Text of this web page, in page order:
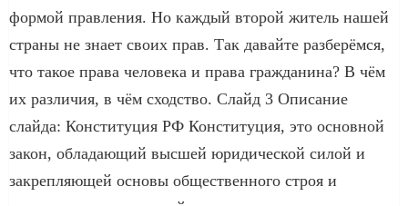
формой правления. Но каждый второй житель нашей
страны не знает своих прав. Так давайте разберёмся,
что такое права человека и права гражданина? В чём
их различия, в чём сходство. Слайд 3 Описание
слайда: Конституция РФ Конституция, это основной
закон, обладающий высшей юридической силой и
закрепляющей основы общественного строя и